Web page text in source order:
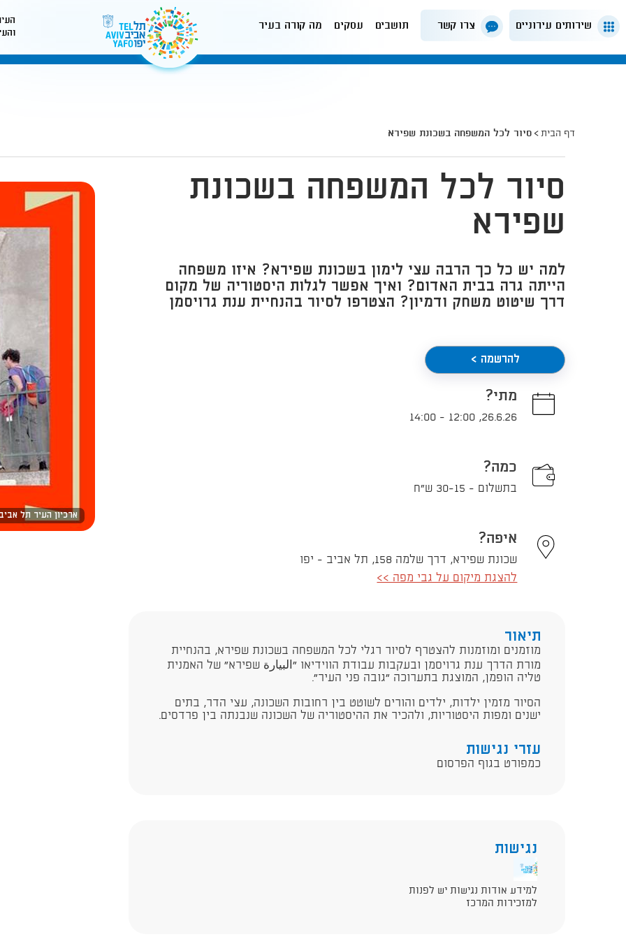
שירותים עירוניים צרו קשר תושבים עסקים מה קורה בעיר
דף הבית סיור לכל המשפחה בשכונת שפירא
ארכיון העיר תל
סיור לכל המשפחה בשכונת
שפירא
למה יש כל כך הרבה עצי לימון בשכונת שפירא? איזו משפחה
הייתה גרה בבית האדום? ואיך אפשר לגלות היסטוריה של מקום
דרך שיטוט משחק ודמיון? הצטרפו לסיור בהנחיית ענת גרויסמן
להרשמה >
מתי?
26.6.26
,
12:00
-
14:00
כמה?
בתשלום - 30-15 ש"ח
איפה?
שכונת שפירא, דרך שלמה 158, תל אביב - יפו
להצגת מיקום על גבי מפה >>
תיאור
מוזמנים ומוזמנות להצטרף לסיור רגלי לכל המשפחה בשכונת שפירא, בהנחיית
מורת הדרך ענת גרויסמן ובעקבות עבודת הווידיאו ״البيارة שפירא״ של האמנית
טליה הופמן, המוצגת בתערוכה ״גובה פני העיר״.
הסיור מזמין ילדות, ילדים והורים לשוטט בין רחובות השכונה, עצי הדר, בתים
ישנים ומפות היסטוריות, ולהכיר את ההיסטוריה של השכונה שנבנתה בין פרדסים. ​
עזרי נגישות
כמפורט בגוף הפרסום
נגישות
למידע אודות נגישות יש לפנות
למזכירות המרכז